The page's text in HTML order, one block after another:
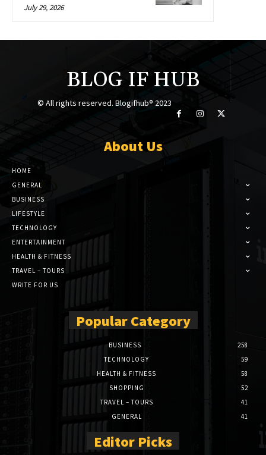
July 29, 2026
BLOG IF HUB
© All rights reserved. Blogifhub® 2023
About Us
HOME
GENERAL
BUSINESS
LIFESTYLE
TECHNOLOGY
ENTERTAINMENT
HEALTH & FITNESS
TRAVEL – TOURS
WRITE FOR US
Popular Category
BUSINESS
258
TECHNOLOGY
59
HEALTH & FITNESS
58
SHOPPING
52
TRAVEL – TOURS
41
GENERAL
41
Editor Picks